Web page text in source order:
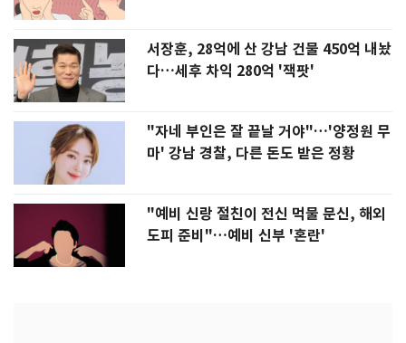
서장훈, 28억에 산 강남 건물 450억 내놨
다…세후 차익 280억 '잭팟'
"자네 부인은 잘 끝날 거야"…'양정원 무
마' 강남 경찰, 다른 돈도 받은 정황
"예비 신랑 절친이 전신 먹물 문신, 해외
도피 준비"…예비 신부 '혼란'